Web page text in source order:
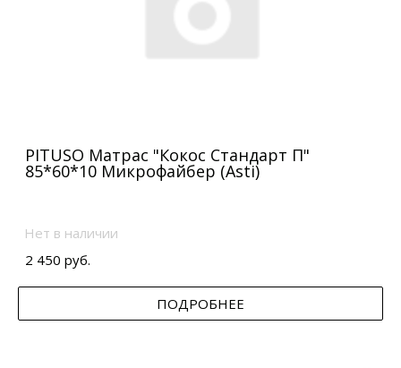
PITUSO Матрас "Кокос Стандарт П"
85*60*10 Микрофайбер (Asti)
Нет в наличии
2 450 руб.
ПОДРОБНЕЕ